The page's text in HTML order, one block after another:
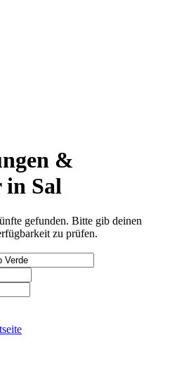
&
in Sal
gefunden. Bitte gib deinen
zu prüfen.